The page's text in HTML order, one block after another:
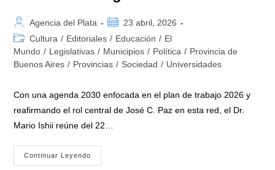
Autor
de
la
entrada:
Agencia del Plata
Publicación
de
la
entrada:
23 abril, 2026
Categoría
de
la
Cultura / Editoriales / Educación / El
Mundo / Legislativas / Municipios / Política / Provincia de
Buenos Aires / Provincias / Sociedad / Universidades
Con una agenda 2030 enfocada en el plan de trabajo 2026 y
reafirmando el rol central de José C. Paz en esta red, el Dr.
Mario Ishii reúne del 22…
Continuar Leyendo
Ishii